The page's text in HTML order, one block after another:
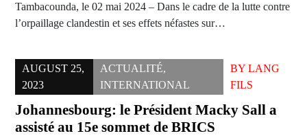
Tambacounda, le 02 mai 2024 – Dans le cadre de la lutte contre
l’orpaillage clandestin et ses effets néfastes sur…
AUGUST 25,
2023
ACTUALITÉ,
INTERNATIONAL
BY LANG
FILS
Johannesbourg: le Président Macky Sall a
assisté au 15e sommet de BRICS